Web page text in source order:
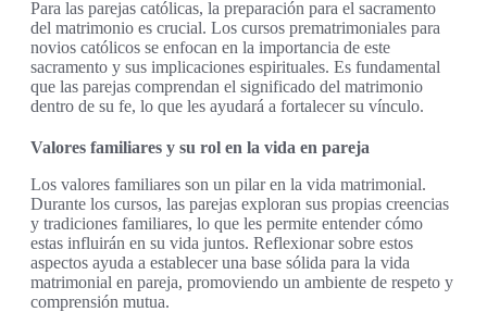
Para las parejas católicas, la preparación para el sacramento
del matrimonio es crucial. Los cursos prematrimoniales para
novios católicos se enfocan en la importancia de este
sacramento y sus implicaciones espirituales. Es fundamental
que las parejas comprendan el significado del matrimonio
dentro de su fe, lo que les ayudará a fortalecer su vínculo.
Valores familiares y su rol en la vida en pareja
Los valores familiares son un pilar en la vida matrimonial.
Durante los cursos, las parejas exploran sus propias creencias
y tradiciones familiares, lo que les permite entender cómo
estas influirán en su vida juntos. Reflexionar sobre estos
aspectos ayuda a establecer una base sólida para la vida
matrimonial en pareja, promoviendo un ambiente de respeto y
comprensión mutua.